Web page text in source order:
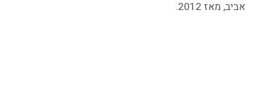
אביב, מאז 2012.